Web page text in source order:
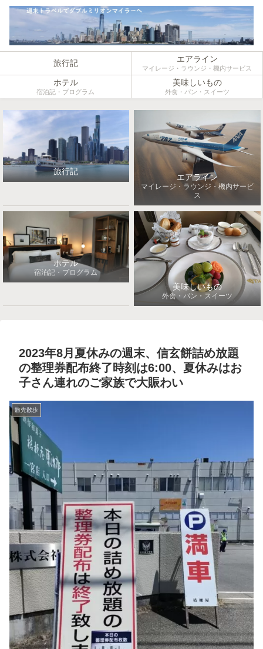
旅行記 エアライン
マイレージ・ラウンジ・機内サービス
ホテル
宿泊記・プログラム
美味しいもの
外食・パン・スイーツ
旅行記
エアライン
マイレージ・ラウンジ・機内サービ
ス
ホテル
宿泊記・プログラム
美味しいもの
外食・パン・スイーツ
2023年8月夏休みの週末、信玄餅詰め放題
の整理券配布終了時刻は6:00、夏休みはお
子さん連れのご家族で大賑わい
旅先散歩